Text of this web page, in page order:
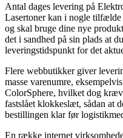
Antal dages levering på
Lasertoner kan i nogle
og skal bruge dine nye
det i sandhed på sin plads at
leveringstidspunkt for det
Flere webbutikker giver
masse varenumre,
ColorSphere, hvilket dog
fastslået klokkeslæt, sådan at
bestillingen klar før
En række internet